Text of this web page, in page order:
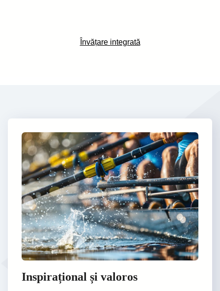
Învățare integrată
Inspirațional și valoros